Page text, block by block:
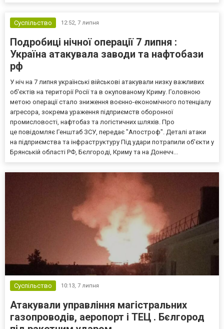
Суспільство 12:52, 7 липня
Подробиці нічної операції 7 липня :
Україна атакувала заводи та нафтобази
рф
У ніч на 7 липня українські військові атакували низку важливих
об'єктів на території Росії та в окупованому Криму. Головною
метою операції стало зниження воєнно-економічного потенціалу
агресора, зокрема ураження підприємств оборонної
промисловості, нафтобаз та логістичних шляхів. Про
це повідомляє Генштаб ЗСУ, передає "Апостроф". Деталі атаки
на підприємства та інфраструктуру Під удари потрапили об'єкти у
Брянській області РФ, Бєлгороді, Криму та на Донечч...
Суспільство 10:13, 7 липня
Атакували управління магістральних
газопроводів, аеропорт і ТЕЦ . Бєлгород